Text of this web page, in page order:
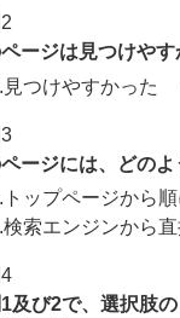
ージは見つけや
見つけやすかった
ージには、どの
トップページから順
検索エンジンから
及び2で、選択肢